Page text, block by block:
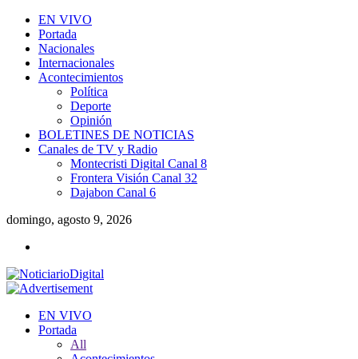
EN VIVO
Portada
Nacionales
Internacionales
Acontecimientos
Política
Deporte
Opinión
BOLETINES DE NOTICIAS
Canales de TV y Radio
Montecristi Digital Canal 8
Frontera Visión Canal 32
Dajabon Canal 6
domingo, agosto 9, 2026
EN VIVO
Portada
All